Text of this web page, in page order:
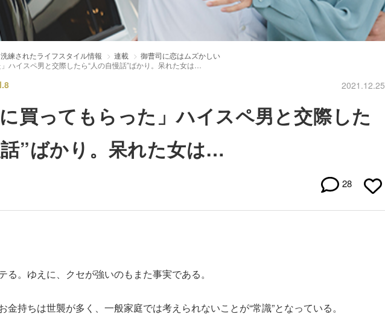
練されたライフスタイル情報 連載
御曹司に恋はムズかしい
ハイスペ男と交際したら“人の自慢話”ばかり。呆れた女は…
2021.12.25
に買ってもらった」ハイスペ男と交際した
”ばかり。呆れた女は…
28
る。ゆえに、クセが強いのもまた事実である。
金持ちは世襲が多く、一般家庭では考えられないことが“常識”となっている。